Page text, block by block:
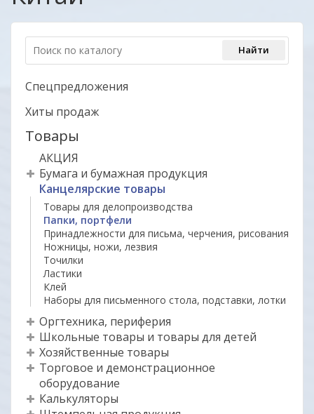
Спецпредложения
Хиты продаж
Товары
АКЦИЯ
Бумага и бумажная продукция
Канцелярские товары
Товары для делопроизводства
Папки, портфели
Принадлежности для письма, черчения, рисования
Ножницы, ножи, лезвия
Точилки
Ластики
Клей
Наборы для письменного стола, подставки, лотки
Оргтехника, периферия
Школьные товары и товары для детей
Хозяйственные товары
Торговое и демонстрационное
оборудование
Калькуляторы